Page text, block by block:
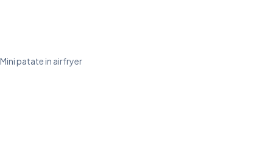
Mini patate in airfryer